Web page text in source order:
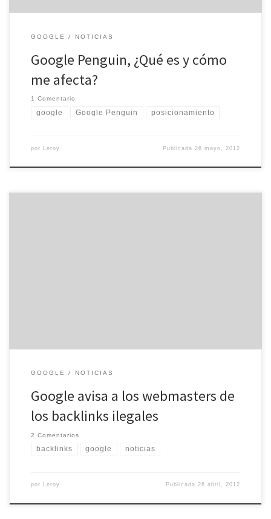
GOOGLE NOTICIAS
Google Penguin, ¿Qué es y cómo
me afecta?
1 Comentario
google Google Penguin posicionamiento
por Leroy Publicada 26 mayo, 2012
GOOGLE NOTICIAS
Google avisa a los webmasters de
los backlinks ilegales
2 Comentarios
backlinks google noticias
por Leroy Publicada26 abril, 2012